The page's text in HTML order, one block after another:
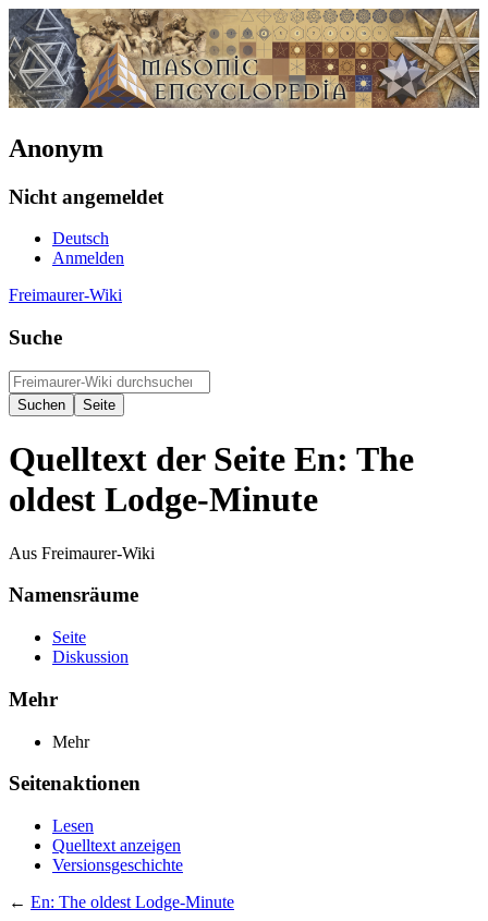
Anonym
Nicht angemeldet
Deutsch
Anmelden
Freimaurer-Wiki
Suche
Quelltext der Seite En: The
oldest Lodge-Minute
Aus Freimaurer-Wiki
Namensräume
Seite
Diskussion
Mehr
Mehr
Seitenaktionen
Lesen
Quelltext anzeigen
Versionsgeschichte
← En: The oldest Lodge-Minute